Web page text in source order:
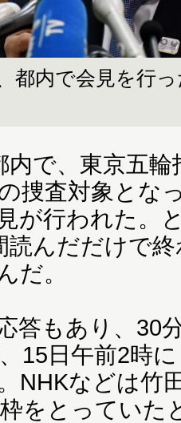
都内で会見を行
で、東京五輪
捜査対象とな
が行われた。
読んだだけで
だ。
答もあり、30
15日午前2時
NHKなどは竹
をとっていた